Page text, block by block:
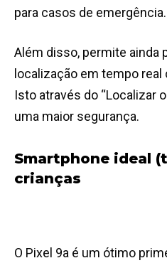
para casos de emergência.
Além disso, permite ainda
localização em tempo
Isto através do “Localizar
uma maior segurança.
Smartphone ideal
crianças
O Pixel 9a é um ótimo